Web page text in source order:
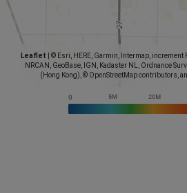
Leaflet
© Esri, HERE, Garmin, Intermap, increment
NRCAN, GeoBase, IGN, Kadaster NL, Ordnance
(Hong Kong), © OpenStreetMap contributors,